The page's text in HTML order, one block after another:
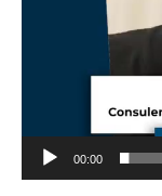
00:00